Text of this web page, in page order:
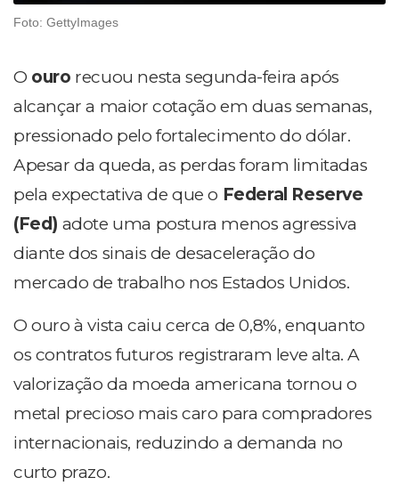
Foto: GettyImages
O ouro recuou nesta segunda-feira após
alcançar a maior cotação em duas semanas,
pressionado pelo fortalecimento do dólar.
Apesar da queda, as perdas foram limitadas
pela expectativa de que o Federal Reserve
(Fed) adote uma postura menos agressiva
diante dos sinais de desaceleração do
mercado de trabalho nos Estados Unidos.
O ouro à vista caiu cerca de 0,8%, enquanto
os contratos futuros registraram leve alta. A
valorização da moeda americana tornou o
metal precioso mais caro para compradores
internacionais, reduzindo a demanda no
curto prazo.